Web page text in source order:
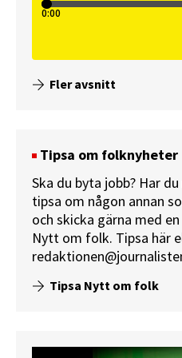
Fler avsnitt
Tipsa om folknyheter
Ska du byta jobb? Har
tipsa om någon annan
och skicka gärna med
Nytt om folk. Tipsa här
Tipsa Nytt om folk